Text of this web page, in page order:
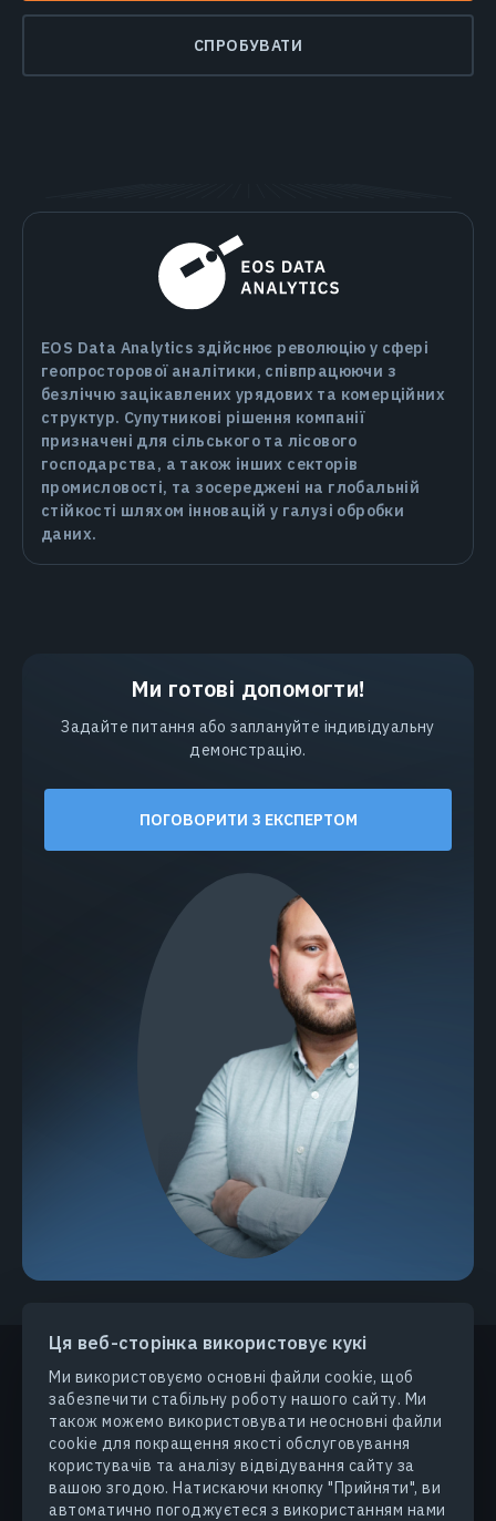
Ця веб-сторінка використовує кукі
Ми використовуємо основні файли cookie, щоб
забезпечити стабільну роботу нашого сайту. Ми
також можемо використовувати неосновні файли
cookie для покращення якості обслуговування
користувачів та аналізу відвідування сайту за
вашою згодою. Натискаючи кнопку "Прийняти", ви
автоматично погоджуєтеся з використанням нами
СПРОБУВАТИ
EOS Data Analytics здійснює революцію у сфері
геопросторової аналітики, співпрацюючи з
безліччю зацікавлених урядових та комерційних
структур. Супутникові рішення компанії
призначені для сільського та лісового
господарства, а також інших секторів
промисловості, та зосереджені на глобальній
стійкості шляхом інновацій у галузі обробки
даних.
Ми готові допомогти!
Задайте питання або заплануйте індивідуальну
демонстрацію.
ПОГОВОРИТИ З ЕКСПЕРТОМ
ПРОДУКТИ ТА РІШЕННЯ
ГАЛУЗІ